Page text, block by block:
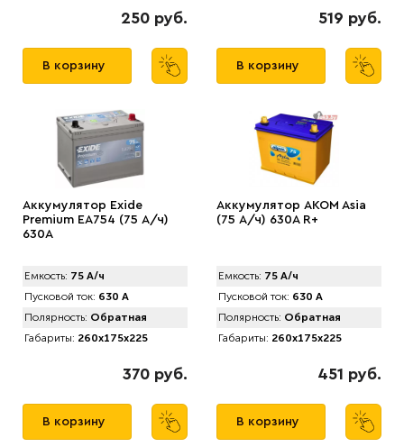
250 руб.
В корзину
519 руб.
В корзину
Аккумулятор Exide
Premium EA754 (75 А/ч)
630A
Емкость: 75 А/ч
Пусковой ток: 630 А
Полярность: Обратная
Габариты: 260x175x225
370 руб.
В корзину
Аккумулятор AKOM Asia
(75 А/ч) 630A R+
Емкость: 75 А/ч
Пусковой ток: 630 А
Полярность: Обратная
Габариты: 260x175x225
451 руб.
В корзину